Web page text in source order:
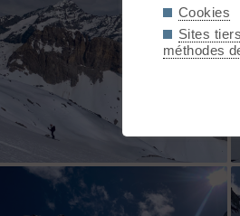
Cookies
Sites
méthodes